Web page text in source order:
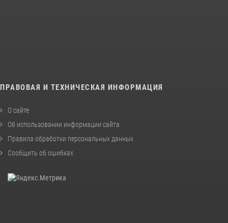
ПРАВОВАЯ И ТЕХНИЧЕСКАЯ ИНФОРМАЦИЯ
О сайте
Об использовании информации сайта
Правила обработки персональных данных
Сообщить об ошибках